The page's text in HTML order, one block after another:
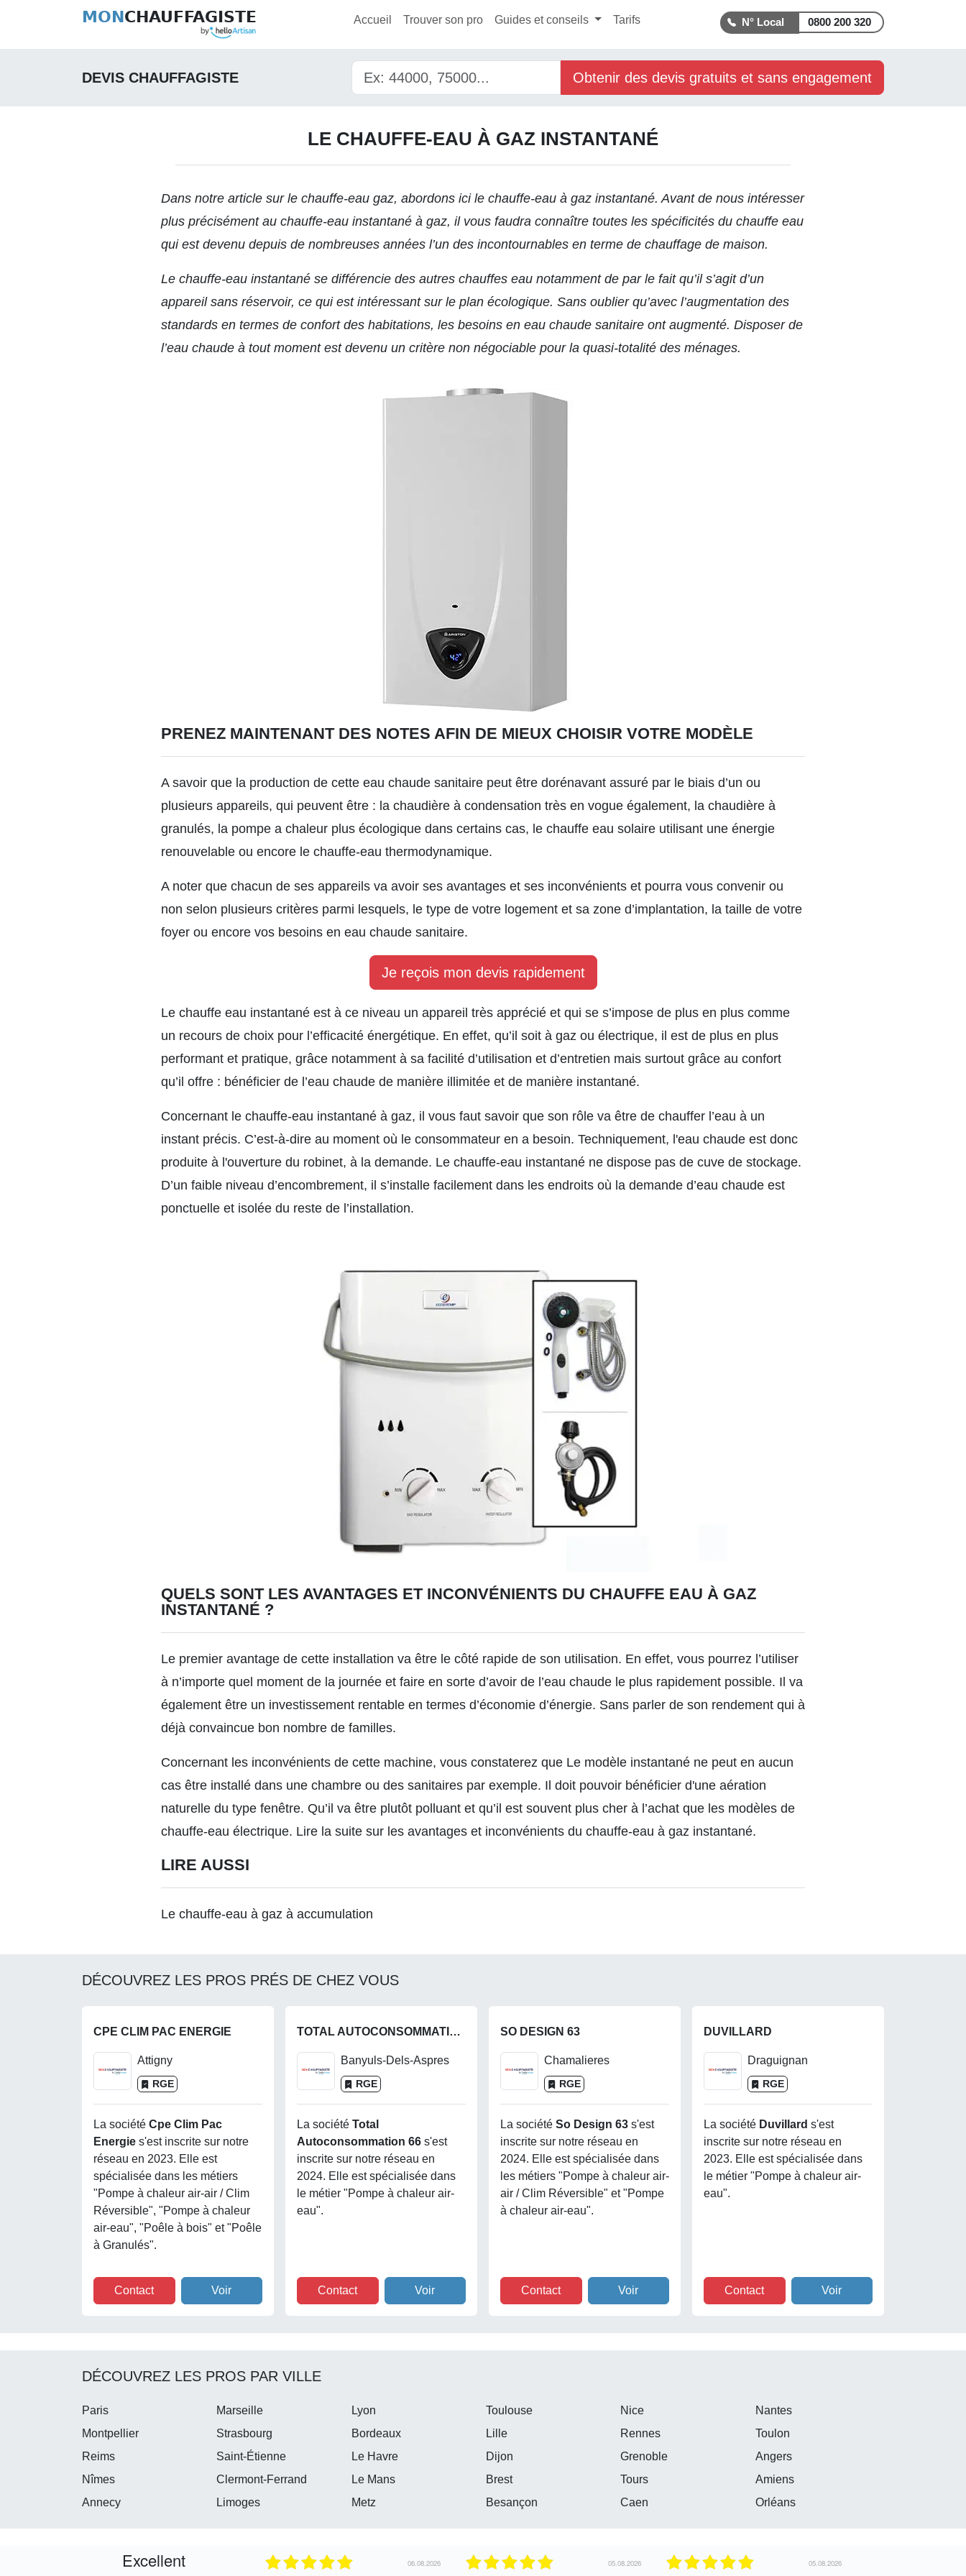
MONCHAUFFAGISTE Accueil Trouver son pro Guides et conseils Tarifs 0800 200 320
DEVIS CHAUFFAGISTE Obtenir des devis gratuits et sans engagement
LE CHAUFFE-EAU À GAZ INSTANTANÉ
Dans notre article sur le chauffe-eau gaz, abordons ici le chauffe-eau à gaz instantané. Avant de nous intéresser
plus précisément au chauffe-eau instantané à gaz, il vous faudra connaître toutes les spécificités du chauffe eau
qui est devenu depuis de nombreuses années l’un des incontournables en terme de chauffage de maison.
Le chauffe-eau instantané se différencie des autres chauffes eau notamment de par le fait qu’il s’agit d’un
appareil sans réservoir, ce qui est intéressant sur le plan écologique. Sans oublier qu’avec l’augmentation des
standards en termes de confort des habitations, les besoins en eau chaude sanitaire ont augmenté. Disposer de
l’eau chaude à tout moment est devenu un critère non négociable pour la quasi-totalité des ménages.
PRENEZ MAINTENANT DES NOTES AFIN DE MIEUX CHOISIR VOTRE MODÈLE
A savoir que la production de cette eau chaude sanitaire peut être dorénavant assuré par le biais d’un ou
plusieurs appareils, qui peuvent être : la chaudière à condensation très en vogue également, la chaudière à
granulés, la pompe a chaleur plus écologique dans certains cas, le chauffe eau solaire utilisant une énergie
renouvelable ou encore le chauffe-eau thermodynamique.
A noter que chacun de ses appareils va avoir ses avantages et ses inconvénients et pourra vous convenir ou
non selon plusieurs critères parmi lesquels, le type de votre logement et sa zone d’implantation, la taille de votre
foyer ou encore vos besoins en eau chaude sanitaire.
Je reçois mon devis rapidement
Le chauffe eau instantané est à ce niveau un appareil très apprécié et qui se s’impose de plus en plus comme
un recours de choix pour l’efficacité énergétique. En effet, qu’il soit à gaz ou électrique, il est de plus en plus
performant et pratique, grâce notamment à sa facilité d’utilisation et d’entretien mais surtout grâce au confort
qu’il offre : bénéficier de l’eau chaude de manière illimitée et de manière instantané.
Concernant le chauffe-eau instantané à gaz, il vous faut savoir que son rôle va être de chauffer l’eau à un
instant précis. C’est-à-dire au moment où le consommateur en a besoin. Techniquement, l'eau chaude est donc
produite à l'ouverture du robinet, à la demande. Le chauffe-eau instantané ne dispose pas de cuve de stockage.
D’un faible niveau d’encombrement, il s’installe facilement dans les endroits où la demande d’eau chaude est
ponctuelle et isolée du reste de l’installation.
QUELS SONT LES AVANTAGES ET INCONVÉNIENTS DU CHAUFFE EAU À GAZ
INSTANTANÉ ?
Le premier avantage de cette installation va être le côté rapide de son utilisation. En effet, vous pourrez l’utiliser
à n’importe quel moment de la journée et faire en sorte d’avoir de l’eau chaude le plus rapidement possible. Il va
également être un investissement rentable en termes d’économie d’énergie. Sans parler de son rendement qui à
déjà convaincue bon nombre de familles.
Concernant les inconvénients de cette machine, vous constaterez que Le modèle instantané ne peut en aucun
cas être installé dans une chambre ou des sanitaires par exemple. Il doit pouvoir bénéficier d'une aération
naturelle du type fenêtre. Qu’il va être plutôt polluant et qu’il est souvent plus cher à l’achat que les modèles de
chauffe-eau électrique. Lire la suite sur les avantages et inconvénients du chauffe-eau à gaz instantané.
LIRE AUSSI
Le chauffe-eau à gaz à accumulation
DÉCOUVREZ LES PROS PRÉS DE CHEZ VOUS
CPE CLIM PAC ENERGIE
Attigny
RGE
La société Cpe Clim Pac
Energie s'est inscrite sur notre
réseau en 2023. Elle est
spécialisée dans les métiers
"Pompe à chaleur air-air / Clim
Réversible", "Pompe à chaleur
air-eau", "Poêle à bois" et "Poêle
à Granulés".
Contact Voir
TOTAL AUTOCONSOMMATION 66
Banyuls-Dels-Aspres
RGE
La société Total
Autoconsommation 66 s'est
inscrite sur notre réseau en
2024. Elle est spécialisée dans
le métier "Pompe à chaleur air-
eau".
Contact Voir
SO DESIGN 63
Chamalieres
RGE
La société So Design 63 s'est
inscrite sur notre réseau en
2024. Elle est spécialisée dans
les métiers "Pompe à chaleur air-
air / Clim Réversible" et "Pompe
à chaleur air-eau".
Contact Voir
DUVILLARD
Draguignan
RGE
La société Duvillard s'est
inscrite sur notre réseau en
2023. Elle est spécialisée dans
le métier "Pompe à chaleur air-
eau".
Contact Voir
DÉCOUVREZ LES PROS PAR VILLE
Paris Marseille Lyon Toulouse Nice
Nantes
Montpellier
Strasbourg Bordeaux Lille Rennes
Toulon
Reims
Saint-Étienne Le Havre Dijon Grenoble
Angers
Nîmes
Clermont-Ferrand Le Mans Brest Tours
Amiens
Annecy
Limoges Metz Besançon Caen Orléans
Excellent 04.08.2026 04.08.2026 30.07.2026